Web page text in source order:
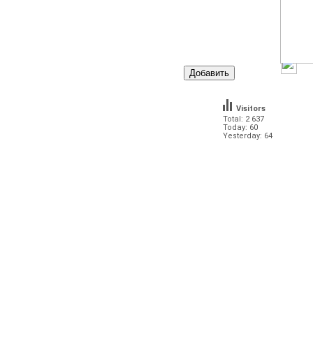
Total: 2 637
Today: 60
Yesterday: 64
Visitors